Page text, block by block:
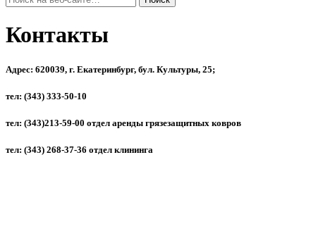
Контакты
Адрес: 620039, г. Екатеринбург, бул. Культуры, 25;
тел: (343) 333-50-10
тел: (343)213-59-00 отдел аренды грязезащитных ковров
тел: (343) 268-37-36 отдел клининга